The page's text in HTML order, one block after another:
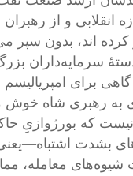
و از رهبران
اند، بدون سپر
سرمایه‌داران
گاهی برای
به رهبری شاه خوش
که بورژوازیِ
بشدت
شیوه‌های